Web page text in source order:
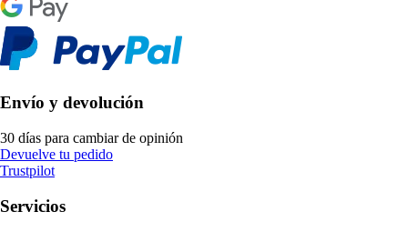
Envío y devolución
30 días para cambiar de opinión
Devuelve tu pedido
Trustpilot
Servicios